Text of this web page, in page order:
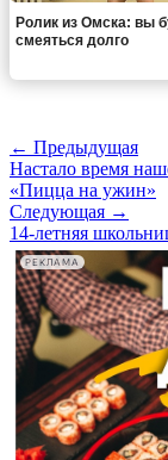
Ролик из Омска: вы
смеяться долго
← Предыдущая
Настало время
«Пицца на ужин»
Следующая →
14-летняя
РЕКЛАМА